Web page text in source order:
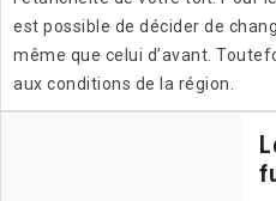
est possible de décider de
même que celui d’avant.
aux conditions de la région.